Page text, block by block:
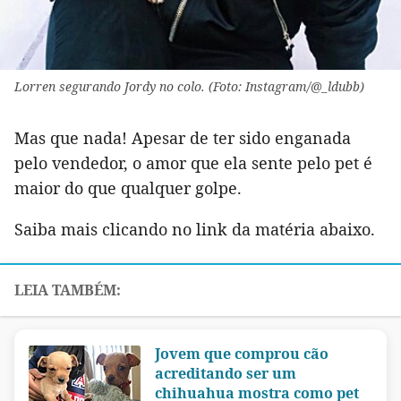
Lorren segurando Jordy no colo. (Foto: Instagram/@_ldubb)
Mas que nada! Apesar de ter sido enganada
pelo vendedor, o amor que ela sente pelo pet é
maior do que qualquer golpe.
Saiba mais clicando no link da matéria abaixo.
Jovem que comprou cão
acreditando ser um
chihuahua mostra como pet